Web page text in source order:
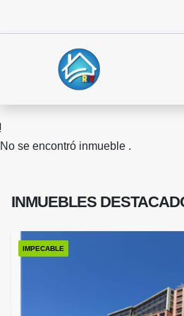
No se encontró inmueble .
INMUEBLES
IMPECABLE